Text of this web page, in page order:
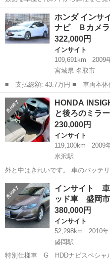
オトロン盛岡店と申します(^^♪ 東北３店舗目、オトロン最北端のお店
として、2024年4月1日に新店舗オープンと
やっ...
岩手 盛岡市 インサイト
ホンダ イン
ナビ Ｂカメ
322,000円
インサイト
109,691km
2009
宮城県 名取市
■ 支払総額: 43.7万円 ■ 車両本体価格： 322,000 円 ■ メーカー
名： ホンダ ■ 車種名： イン
付 車検整備付 ナビ Ｂカメラ
ステム ＥＴ...
宮城 名取市
HONDA
と後ろのミラ
230,000円
インサイト
119,100km
2009
水沢駅
外と中はきれいです。 車のバッテ
とても良いです。 大事に使ってた
あります。。
岩手 奥州市 水沢駅 イ
インサイト
ッド車 盛岡
380,000円
インサイト
52,298km
2010年
盛岡駅
特別仕様車 G HDDナビスペシャ